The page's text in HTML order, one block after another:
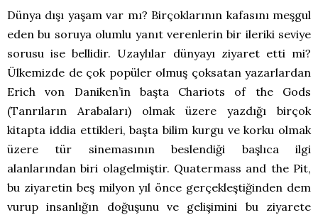
Dünya dışı yaşam var mı? Birçoklarının kafasını meşgul
eden bu soruya olumlu yanıt verenlerin bir ileriki seviye
sorusu ise bellidir. Uzaylılar dünyayı ziyaret etti mi?
Ülkemizde de çok popüler olmuş çoksatan yazarlardan
Erich von Daniken’in başta Chariots of the Gods
(Tanrıların Arabaları) olmak üzere yazdığı birçok
kitapta iddia ettikleri, başta bilim kurgu ve korku olmak
üzere tür sinemasının beslendiği başlıca ilgi
alanlarından biri olagelmiştir. Quatermass and the Pit,
bu ziyaretin beş milyon yıl önce gerçekleştiğinden dem
vurup insanlığın doğuşunu ve gelişimini bu ziyarete